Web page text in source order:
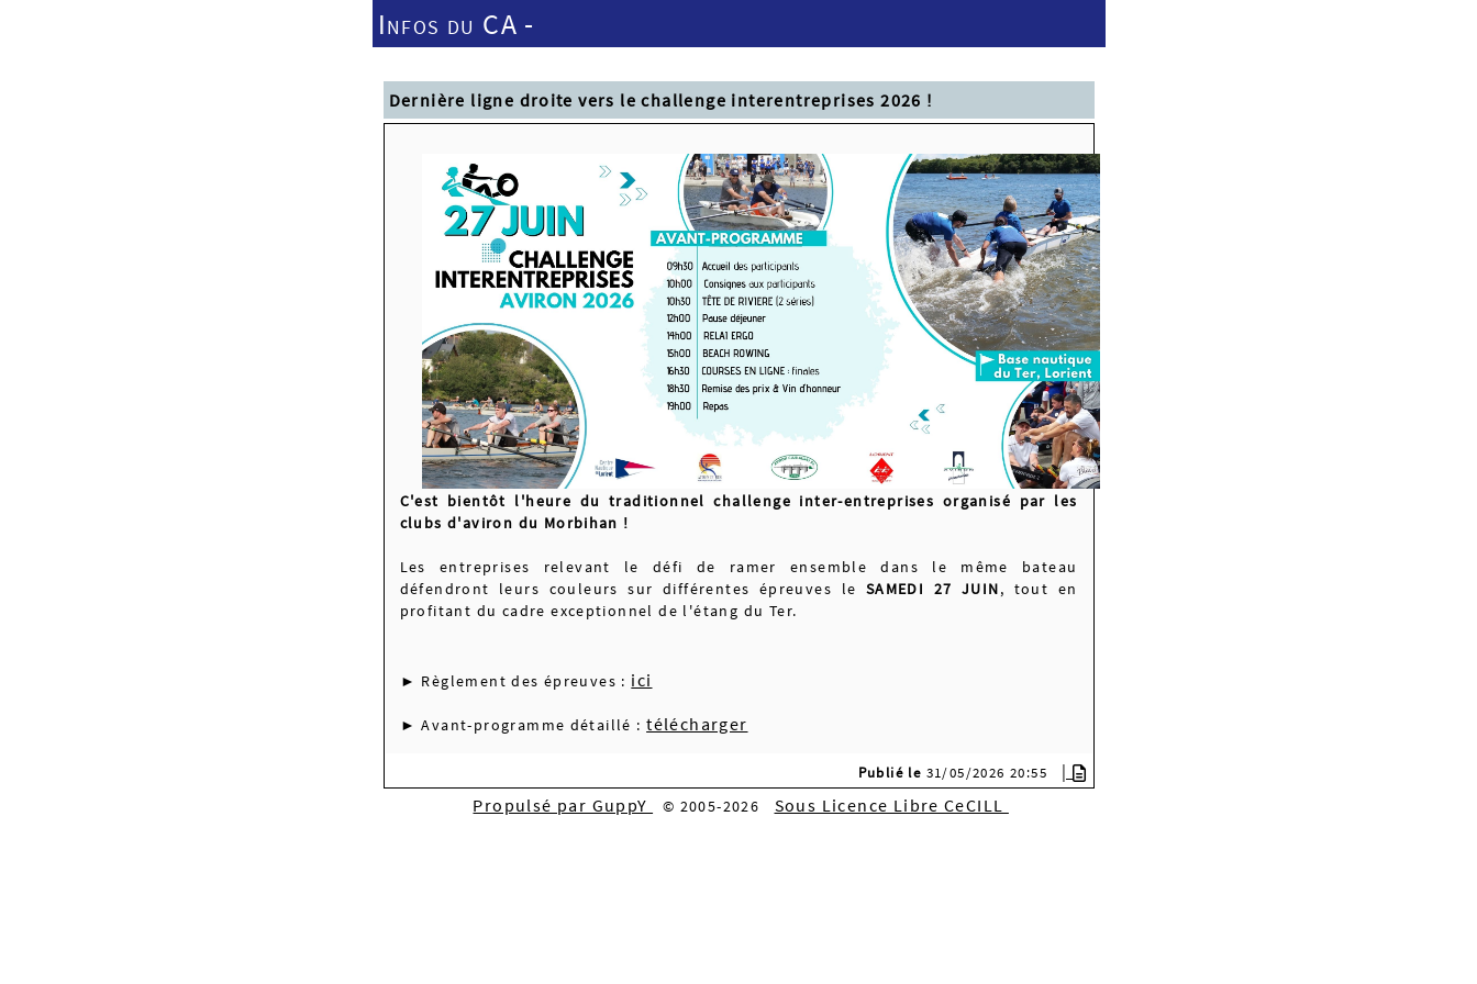
Infos du CA -
Dernière ligne droite vers le challenge interentreprises 2026 !
C'est bientôt l'heure du traditionnel challenge inter-entreprises organisé par les
clubs d'aviron du Morbihan !
Les entreprises relevant le défi de ramer ensemble dans le même bateau
défendront leurs couleurs sur différentes épreuves le SAMEDI 27 JUIN, tout en
profitant du cadre exceptionnel de l'étang du Ter.
► Règlement des épreuves : ici
► Avant-programme détaillé :télécharger
Publié le 31/05/2026 20:55 |
Propulsé par GuppY
© 2005-2026 Sous Licence Libre CeCILL